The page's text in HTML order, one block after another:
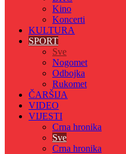
Kino
Koncerti
KULTURA
SPORT
Sve
Nogomet
Odbojka
Rukomet
ČARŠIJA
VIDEO
VIJESTI
Crna hronika
Sve
Crna hronika